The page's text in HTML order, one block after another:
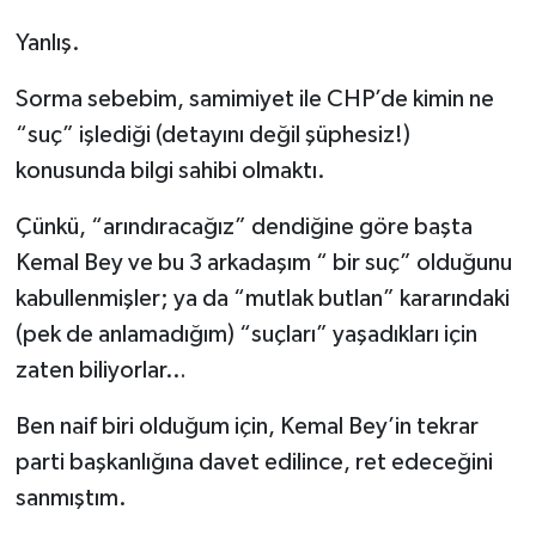
Yanlış.
Sorma sebebim, samimiyet ile CHP’de kimin ne
“suç” işlediği (detayını değil şüphesiz!)
konusunda bilgi sahibi olmaktı.
Çünkü, “arındıracağız” dendiğine göre başta
Kemal Bey ve bu 3 arkadaşım “ bir suç” olduğunu
kabullenmişler; ya da “mutlak butlan” kararındaki
(pek de anlamadığım) “suçları” yaşadıkları için
zaten biliyorlar…
Ben naif biri olduğum için, Kemal Bey’in tekrar
parti başkanlığına davet edilince, ret edeceğini
sanmıştım.